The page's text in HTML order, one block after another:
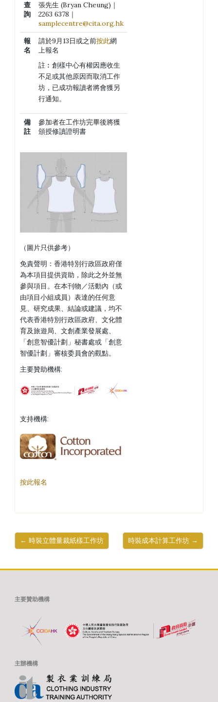
查
詢
張先生 (Bryan Cheung)｜
2263 6378｜
samplecentre@cita.org.hk
報
名
請於9月13日或之前按此網
上報名
註︰創樣中心有權因應收生
不足或其他原因而取消工作
坊，已成功報讀者將會獲另
行通知。
備
註
參加者在工作坊完畢後將獲
頒授修讀證明書
（圖片只供參考）
免責聲明：香港特別行政區政府僅
為本項目提供資助，除此之外並無
參與項目。在本刊物／活動內（或
由項目小組成員）表達的任何意
見、研究成果、結論或建議，均不
代表香港特別行政區政府、文化體
育及旅遊局、文創產業發展處、
「創意智優計劃」秘書處或「創意
智優計劃」審核委員會的觀點。
主要贊助機構:
支持機構:
按此報名
← 時裝立體量裁紙樣工作坊 時裝成本計算工作坊 →
主要贊助機構
主辦機構